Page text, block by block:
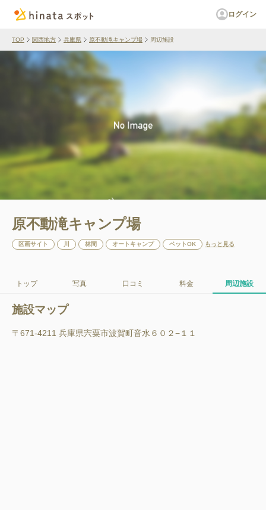
ログイン
TOP 関西地方 兵庫県 原不動滝キャンプ場 周辺施設
原不動滝キャンプ場
区画サイト 林間 オートキャンプ ペットOK もっと見る
トップ 写真 口コミ 料金 周辺施設
施設マップ
〒671-4211 兵庫県宍粟市波賀町音水６０２−１１